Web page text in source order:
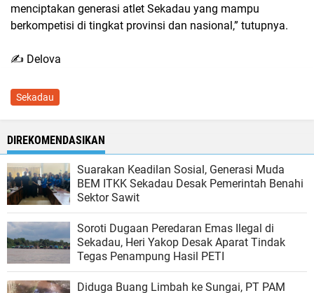
menciptakan generasi atlet Sekadau yang mampu
berkompetisi di tingkat provinsi dan nasional,” tutupnya.
✍️ Delova
Sekadau
DIREKOMENDASIKAN
Suarakan Keadilan Sosial, Generasi Muda
BEM ITKK Sekadau Desak Pemerintah Benahi
Sektor Sawit
Soroti Dugaan Peredaran Emas Ilegal di
Sekadau, Heri Yakop Desak Aparat Tindak
Tegas Penampung Hasil PETI
Diduga Buang Limbah ke Sungai, PT PAM